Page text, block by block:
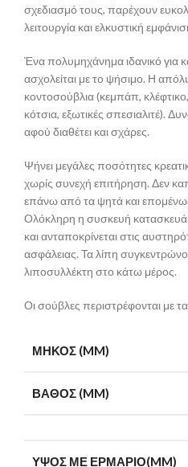
σχεδιασμό τους, παρέχουν
λειτουργία και ελκυστική
Ένα πολυμηχάνημα ιδανικό για
ασχολείται με το ψήσιμο. Η
κοντοσούβλια (κεμπάπ,
κότσια, εξωτικές σπεσιαλιτέ).
αφού διαθέτει και σχάρες.
Ψήνει μεγάλες ποσότητες
χωρίς συνεχή επιτήρηση. Δεν
επάνω από τα ψητά και επομένως
Ολόκληρη η συσκευή
και ανταποκρίνεται στις
ασφάλειας. Τα λίπη
λιποσυλλέκτη στο κάτω μέρος.
Οι σούβλες περιστρέφονται με
ΜΉΚΟΣ (MM)
ΒΆΘΟΣ (MM)
ΎΨΟΣ ΜΕ ΕΡΜΆΡΙΟ(MM)